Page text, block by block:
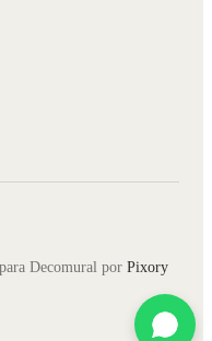
Decomural porPixory